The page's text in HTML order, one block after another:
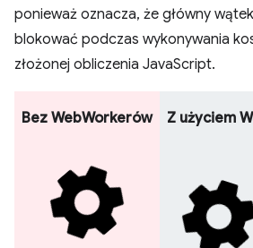
ponieważ oznacza, że główny
blokować podczas wykonywania
złożonej obliczenia JavaScript.
Bez WebWorkerów Z użyciem